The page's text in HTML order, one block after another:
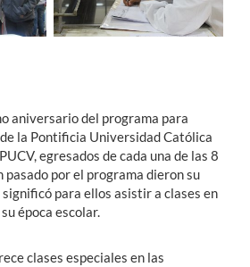
aniversario del programa para
la Pontificia Universidad Católica
egresados de cada una de las 8
pasado por el programa dieron su
para ellos asistir a clases en
época escolar.
clases especiales en las